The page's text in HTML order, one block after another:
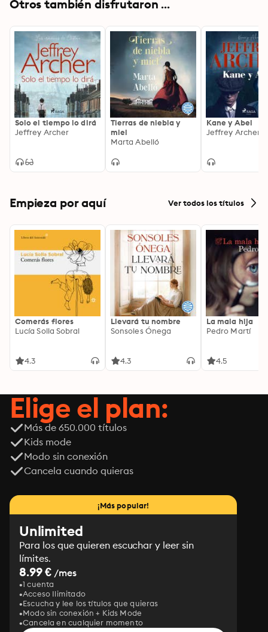
Otros también disfrutaron ...
Solo el tiempo lo dirá
Jeffrey Archer
Tierras de niebla y
miel
Marta Abelló
Kane y Abel
Jeffrey Archer
Empieza por aquí Ver todos los títulos
Comerás flores
Lucía Solla Sobral
4.3
Llevará tu nombre
Sonsoles Ónega
4.3
La mala hija
Pedro Martí
4.5
Elige el plan:
Más de 650.000 títulos
Kids mode
Modo sin conexión
Cancela cuando quieras
¡Más popular!
Unlimited
Para los que quieren escuchar y leer sin
límites.
8.99 € /mes
1 cuenta
Acceso Ilimitado
Escucha y lee los títulos que quieras
Modo sin conexión + Kids Mode
Cancela en cualquier momento